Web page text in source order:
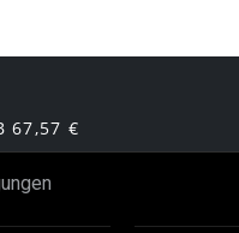
67,57 €